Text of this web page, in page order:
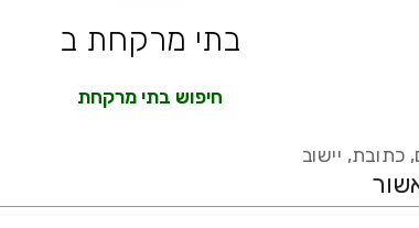
בתי מרקחת ב
חיפוש בתי מרקחת
כתובת, יישוב